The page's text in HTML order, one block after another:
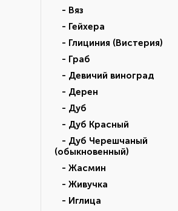
- Вяз
- Гейхера
- Глициния (Вистерия)
- Граб
- Девичий виноград
- Дерен
- Дуб
- Дуб Красный
- Дуб Черешчаный
(обыкновенный)
- Жасмин
- Живучка
- Иглица